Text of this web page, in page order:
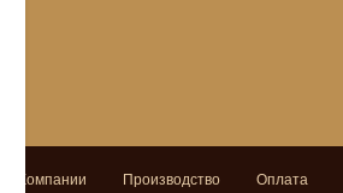
О Компании Производство Оплата